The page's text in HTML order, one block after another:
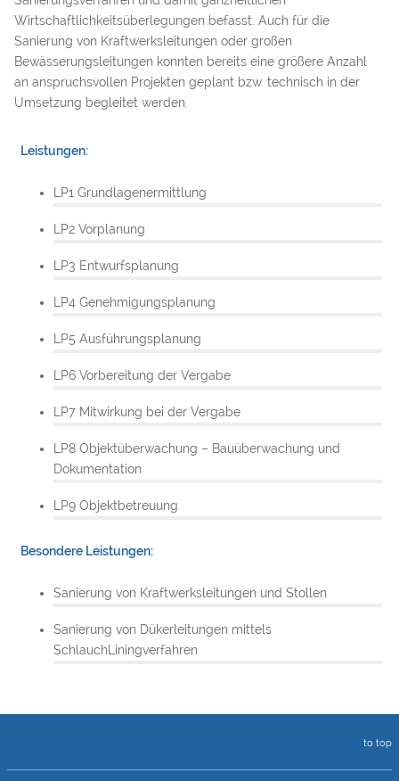
Wirtschaftlichkeitsüberlegungen befasst. Auch für die
Sanierung von Kraftwerksleitungen oder großen
Bewässerungsleitungen konnten bereits eine größere Anzahl
an anspruchsvollen Projekten geplant bzw. technisch in der
Umsetzung begleitet werden.
Leistungen:
LP1 Grundlagenermittlung
LP2 Vorplanung
LP3 Entwurfsplanung
LP4 Genehmigungsplanung
LP5 Ausführungsplanung
LP6 Vorbereitung der Vergabe
LP7 Mitwirkung bei der Vergabe
LP8 Objektüberwachung – Bauüberwachung und
Dokumentation
LP9 Objektbetreuung
Besondere Leistungen:
Sanierung von Kraftwerksleitungen und Stollen
Sanierung von Dükerleitungen mittels
SchlauchLiningverfahren
to top